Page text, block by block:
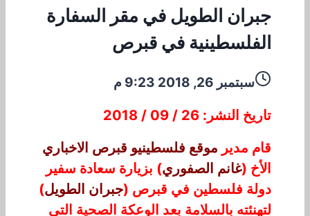
جبران الطويل في مقر السفارة
الفلسطينية في قبرص
سبتمبر 26, 2018 9:23 م
تاريخ النشر: 26 / 09 / 2018
قام مدير موقع فلسطينيو قبرص الاخباري
الأخ (غانم الصفوري) بزيارة سعادة سفير
دولة فلسطين في قبرص (جبران الطويل)
لتهنئته بالسلامة بعد الوعكة الصحية التي